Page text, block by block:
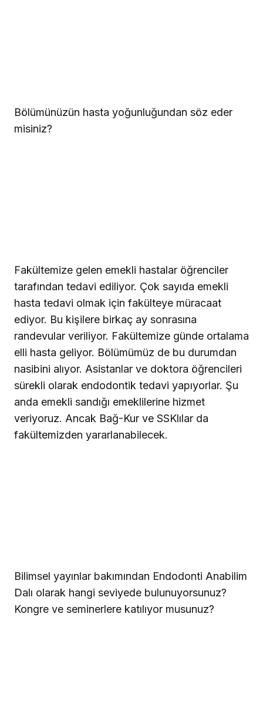
Bölümünüzün hasta yoğunluğundan söz eder
misiniz?
Fakültemize gelen emekli hastalar öğrenciler
tarafından tedavi ediliyor. Çok sayıda emekli
hasta tedavi olmak için fakülteye müracaat
ediyor. Bu kişilere birkaç ay sonrasına
randevular veriliyor. Fakültemize günde ortalama
elli hasta geliyor. Bölümümüz de bu durumdan
nasibini alıyor. Asistanlar ve doktora öğrencileri
sürekli olarak endodontik tedavi yapıyorlar. Şu
anda emekli sandığı emeklilerine hizmet
veriyoruz. Ancak Bağ-Kur ve SSKlılar da
fakültemizden yararlanabilecek.
Bilimsel yayınlar bakımından Endodonti Anabilim
Dalı olarak hangi seviyede bulunuyorsunuz?
Kongre ve seminerlere katılıyor musunuz?